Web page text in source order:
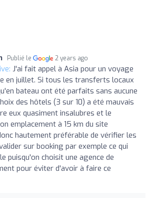
Publié le 2 years ago
J'ai fait appel à Asia pour un voyage
en juillet. Si tous les transferts locaux
bateau ont été parfaits sans aucune
des hôtels (3 sur 10) a été mauvais
eux quasiment insalubres et le
emplacement à 15 km du site
hautement préférable de vérifier les
sur booking par exemple ce qui
puisqu'on choisit une agence de
pour éviter d'avoir à faire ce